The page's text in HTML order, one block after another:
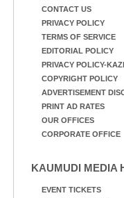
CONTACT US
PRIVACY POLICY
TERMS OF SERVICE
EDITORIAL POLICY
PRIVACY POLICY-
COPYRIGHT POLICY
ADVERTISEMENT
PRINT AD RATES
OUR OFFICES
CORPORATE OFFICE
KAUMUDI MEDIA
EVENT TICKETS